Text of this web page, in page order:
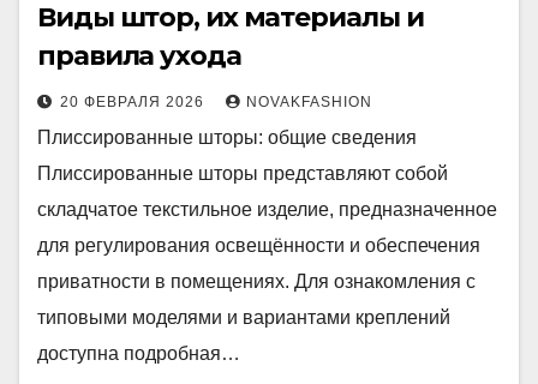
Виды штор, их материалы и
правила ухода
20 ФЕВРАЛЯ 2026 NOVAKFASHION
Плиссированные шторы: общие сведения
Плиссированные шторы представляют собой
складчатое текстильное изделие, предназначенное
для регулирования освещённости и обеспечения
приватности в помещениях. Для ознакомления с
типовыми моделями и вариантами креплений
доступна подробная…